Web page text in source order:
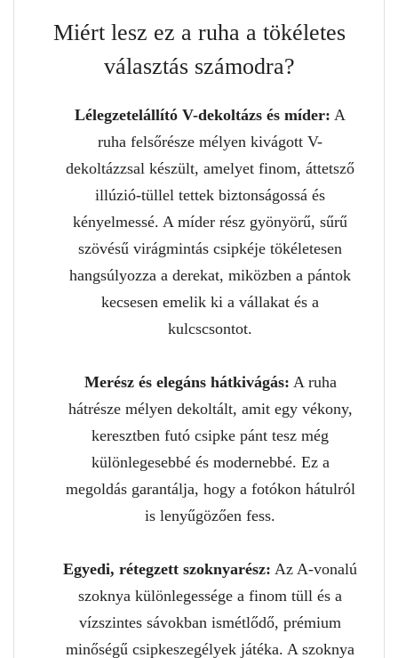
Miért lesz ez a ruha a tökéletes
választás számodra?
Lélegzetelállító V-dekoltázs és míder: A
ruha felsőrésze mélyen kivágott V-
dekoltázzsal készült, amelyet finom, áttetsző
illúzió-tüllel tettek biztonságossá és
kényelmessé. A míder rész gyönyörű, sűrű
szövésű virágmintás csipkéje tökéletesen
hangsúlyozza a derekat, miközben a pántok
kecsesen emelik ki a vállakat és a
kulcscsontot.
Merész és elegáns hátkivágás: A ruha
hátrésze mélyen dekoltált, amit egy vékony,
keresztben futó csipke pánt tesz még
különlegesebbé és modernebbé. Ez a
megoldás garantálja, hogy a fotókon hátulról
is lenyűgözően fess.
Egyedi, rétegzett szoknyarész: Az A-vonalú
szoknya különlegessége a finom tüll és a
vízszintes sávokban ismétlődő, prémium
minőségű csipkeszegélyek játéka. A szoknya